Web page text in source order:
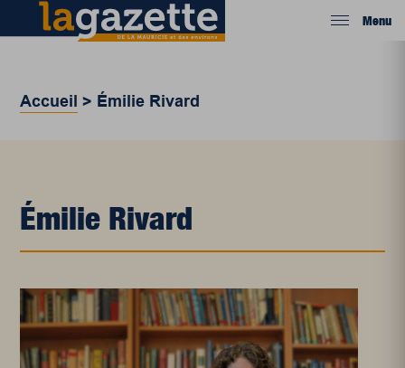
Menu
Accueil > Émilie Rivard
Émilie Rivard